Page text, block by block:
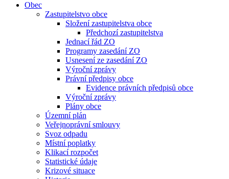
Obec
Zastupitelstvo obce
Složení zastupitelstva obce
Předchozí zastupitelstva
Jednací řád ZO
Programy zasedání ZO
Usnesení ze zasedání ZO
Výroční zprávy
Právní předpisy obce
Evidence právních předpisů obce
Výroční zprávy
Plány obce
Územní plán
Veřejnoprávní smlouvy
Svoz odpadu
Místní poplatky
Klikací rozpočet
Statistické údaje
Krizové situace